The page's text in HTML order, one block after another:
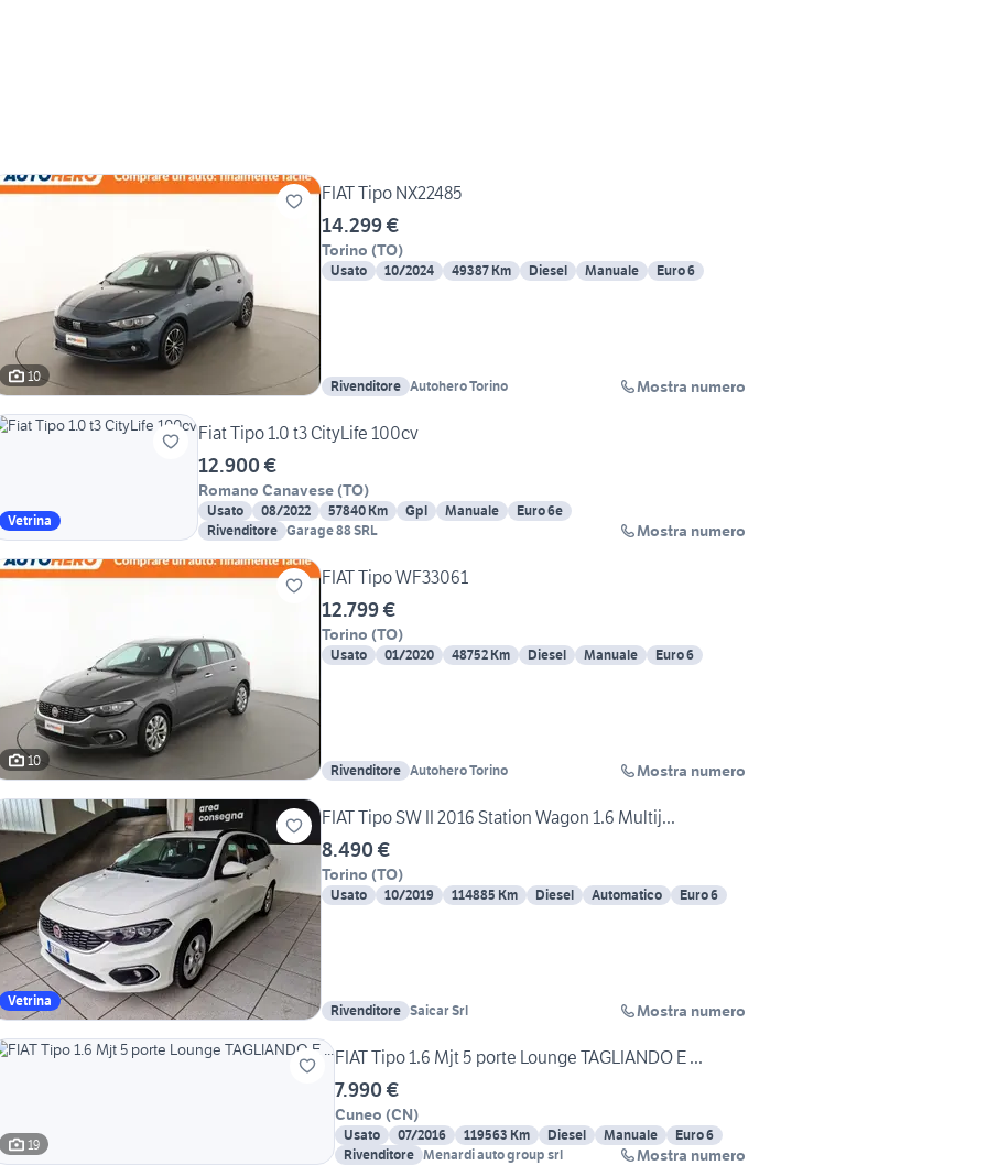
10
FIAT Tipo NX22485
14.299 €
Torino (TO)
Usato 10/2024 49387 Km Diesel Manuale Euro 6
Rivenditore Autohero Torino Mostra numero
Vetrina
Fiat Tipo 1.0 t3 CityLife 100cv
12.900 €
Romano Canavese (TO)
Usato 08/2022 57840 Km Gpl Manuale
Euro 6e
Rivenditore Garage 88 SRL Mostra numero
10
FIAT Tipo WF33061
12.799 €
Torino (TO)
Usato 01/2020 48752 Km Diesel Manuale Euro 6
Rivenditore Autohero Torino Mostra numero
Vetrina
FIAT Tipo SW II 2016 Station Wagon 1.6 Multij...
8.490 €
Torino (TO)
Usato 10/2019 114885 Km Diesel Automatico Euro 6
Rivenditore Saicar Srl Mostra numero
19
FIAT Tipo 1.6 Mjt 5 porte Lounge TAGLIANDO E ...
7.990 €
Cuneo (CN)
Usato 07/2016 119563 Km Diesel Manuale
Euro 6
Rivenditore Menardi auto group srl Mostra numero